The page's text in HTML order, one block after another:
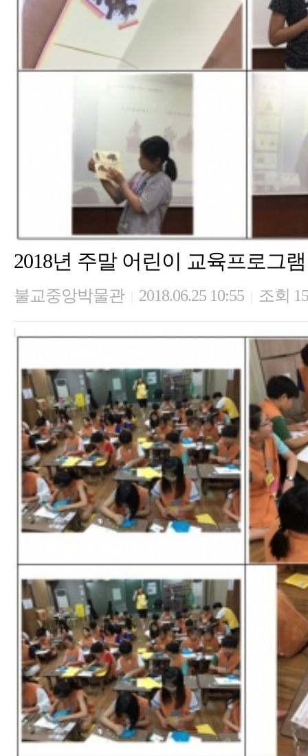
2018년 주말 어린이 교육프로그
불교중앙박물관 2018.06.25 10:55 조회